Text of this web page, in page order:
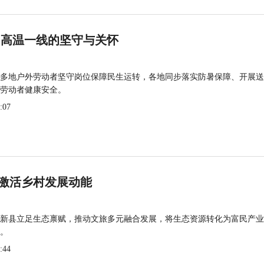
温一线的坚守与关怀
地户外劳动者坚守岗位保障民生运转，各地同步落实防暑保障、开展
动者健康安全。
活乡村发展动能
县立足生态禀赋，推动文旅多元融合发展，将生态资源转化为富民产